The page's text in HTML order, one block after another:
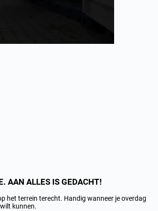
AAN ALLES IS GEDACHT!
het terrein terecht. Handig wanneer je overdag
kunnen.